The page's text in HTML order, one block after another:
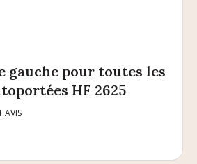
gauche pour toutes les
HF 2625
AVIS